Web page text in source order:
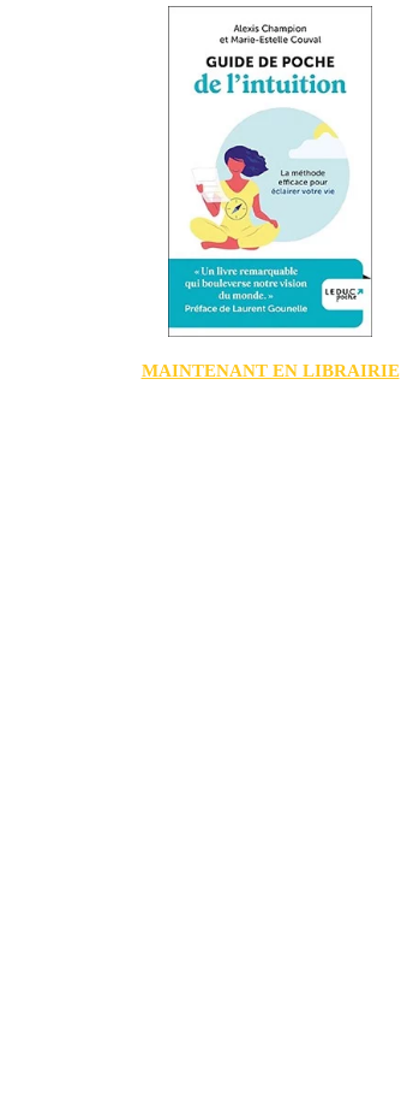
MAINTENANT EN LIBRAIRIE